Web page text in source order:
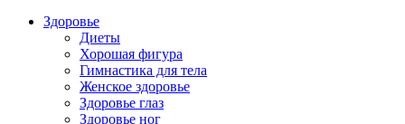
Здоровье
Диеты
Хорошая фигура
Гимнастика для тела
Женское здоровье
Здоровье глаз
Здоровье ног